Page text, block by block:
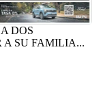
DOS
A SU FAMILIA...